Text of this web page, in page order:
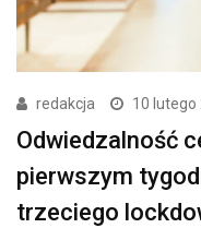
redakcja 10 lutego
Odwiedzalność
pierwszym
trzeciego